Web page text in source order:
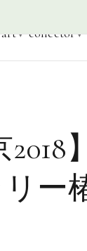
collector
リー